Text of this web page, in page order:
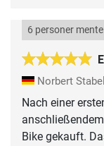
6 personer
Norbert Stabel
Nach einer
Bike gekauft.